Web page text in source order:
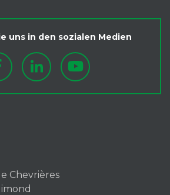
uns in den sozialen Medien
Chevrières